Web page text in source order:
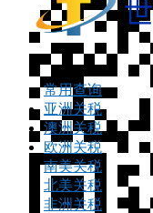
常用查询
亚洲关税
澳洲关税
欧洲关税
南美关税
北美关税
非洲关税